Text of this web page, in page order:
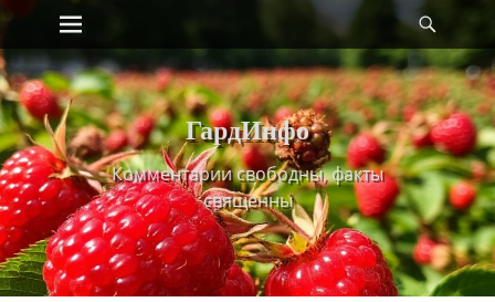
Skip
content
Primary Menu
ГардИнфо
Комментарии свободны, факты
священны